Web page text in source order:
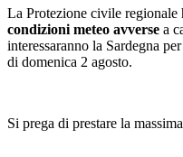
La Protezione civile regionale
condizioni meteo avverse a
interessaranno la Sardegna
di domenica 2 agosto.
Si prega di prestare la